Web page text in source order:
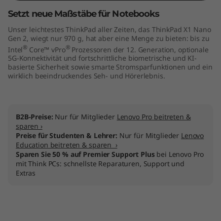
n
Setzt neue Maßstäbe für Notebooks
Unser leichtestes ThinkPad aller Zeiten, das ThinkPad X1 Nano
Gen 2, wiegt nur 970 g, hat aber eine Menge zu bieten: bis zu
Intel® Core™ vPro® Prozessoren der 12. Generation, optionale
5G-Konnektivität und fortschrittliche biometrische und KI-
basierte Sicherheit sowie smarte Stromsparfunktionen und ein
wirklich beeindruckendes Seh- und Hörerlebnis.
B2B-Preise: Nur für Mitglieder Lenovo Pro beitreten &
sparen ›
Preise für Studenten & Lehrer: Nur für Mitglieder Lenovo
Education beitreten & sparen ›
Sparen Sie 50 % auf Premier Support Plusbei Lenovo Pro
mit Think PCs: schnellste Reparaturen, Support und
Extras